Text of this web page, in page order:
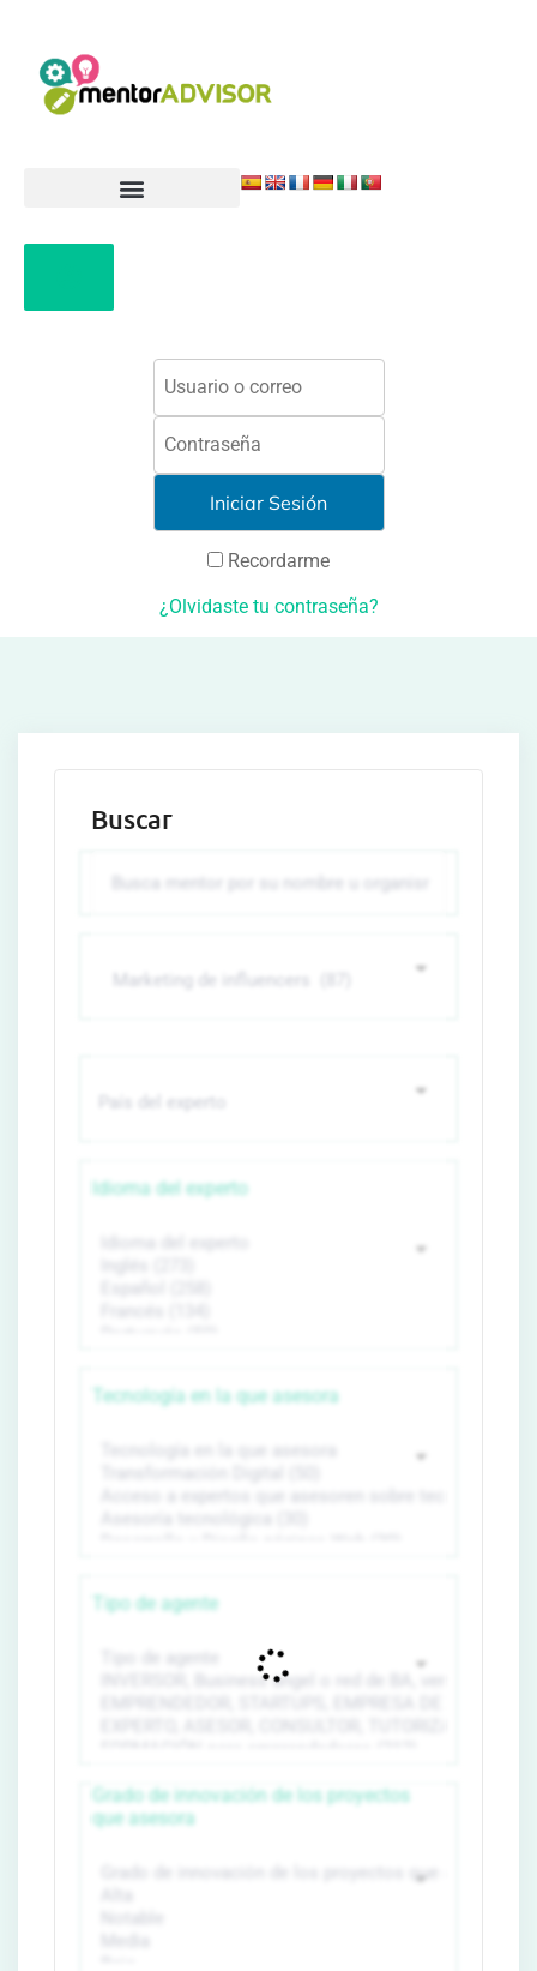
Recordarme
¿Olvidaste tu contraseña?
Buscar
Idioma del experto
Tecnología en la que asesora
Tipo de agente
Grado de innovación de los proyectos
que asesora